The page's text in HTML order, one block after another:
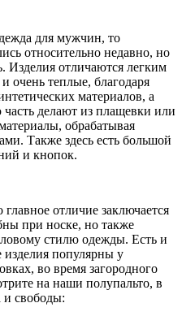
для мужчин, то
относительно недавно, но
Изделия отличаются легким
очень теплые, благодаря
материалов, а
делают из плащевки или
обрабатывая
Также здесь есть большой
и кнопок.
отличие заключается
при носке, но также
стилю одежды. Есть и
изделия популярны у
во время загородного
на наши полупальто, в
и свободы: